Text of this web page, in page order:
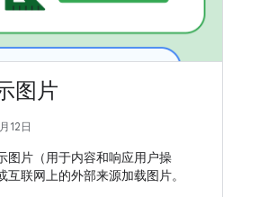
图片
12日
图片（用于内容和响应用户操
互联网上的外部来源加载图片。